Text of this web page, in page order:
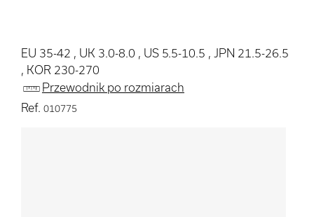
EU 35-42 , UK 3.0-8.0 , US 5.5-10.5 , JPN 21.5-26.5
, KOR 230-270
Przewodnik po rozmiarach
Ref. 010775